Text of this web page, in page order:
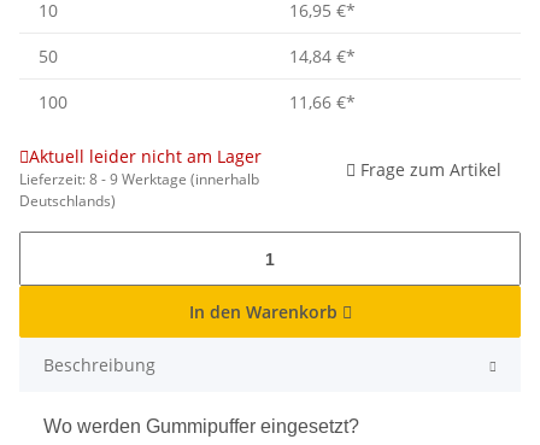
10 16,95 €*
50
14,84 €*
100
11,66 €*
Aktuell leider nicht am Lager
Lieferzeit:8 - 9 Werktage (innerhalb
Deutschlands)
Frage zum Artikel
In den Warenkorb
Beschreibung
Wo werden Gummipuffer eingesetzt?